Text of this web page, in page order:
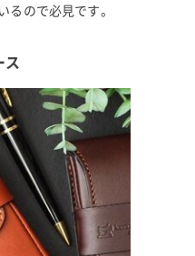
るので必見です。
ス